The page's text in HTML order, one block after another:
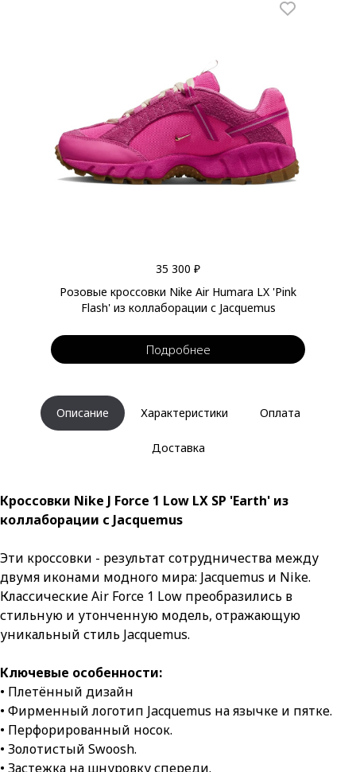
35 300 ₽
Розовые кроссовки Nike Air Humara LX 'Pink
Flash' из коллаборации с Jacquemus
Подробнее
Описание Характеристики Оплата
Доставка
Кроссовки Nike J Force 1 Low LX SP 'Earth' из
коллаборации с Jacquemus
Эти кроссовки - результат сотрудничества между
двумя иконами модного мира: Jacquemus и Nike.
Классические Air Force 1 Low преобразились в
стильную и утонченную модель, отражающую
уникальный стиль Jacquemus.
Ключевые особенности:
• Плетённый дизайн
• Фирменный логотип Jacquemus на язычке и пятке.
• Перфорированный носок.
• Золотистый Swoosh.
• Застежка на шнуровку спереди.